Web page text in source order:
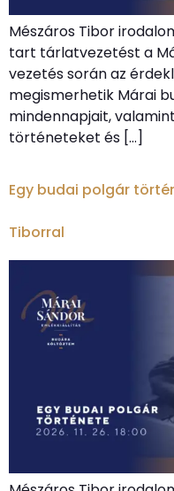
Mészáros Tibor
tart tárlatvezetést a
vezetés során az
megismerhetik Márai
mindennapjait,
történeteket és […]
Egy budai polgár
Tiborral